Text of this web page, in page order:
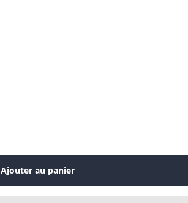
Ajouter au panier